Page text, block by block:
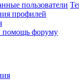
пользователи
профилей
помощь форуму